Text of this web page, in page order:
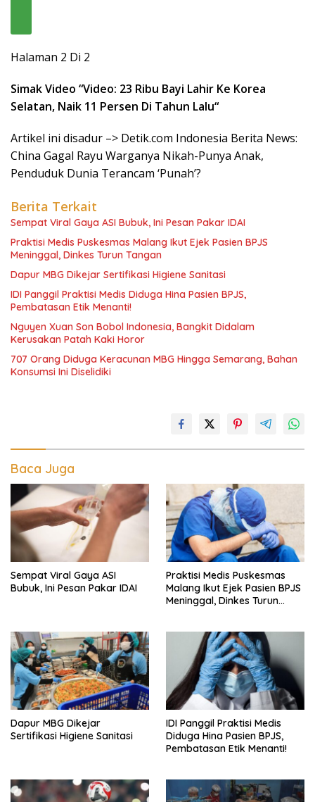
Halaman 2 Di 2
Simak Video “Video: 23 Ribu Bayi Lahir Ke Korea
Selatan, Naik 11 Persen Di Tahun Lalu“
Artikel ini disadur –> Detik.com Indonesia Berita News:
China Gagal Rayu Warganya Nikah-Punya Anak,
Penduduk Dunia Terancam ‘Punah’?
Berita Terkait
Sempat Viral Gaya ASI Bubuk, Ini Pesan Pakar IDAI
Praktisi Medis Puskesmas Malang Ikut Ejek Pasien BPJS
Meninggal, Dinkes Turun Tangan
Dapur MBG Dikejar Sertifikasi Higiene Sanitasi
IDI Panggil Praktisi Medis Diduga Hina Pasien BPJS,
Pembatasan Etik Menanti!
Nguyen Xuan Son Bobol Indonesia, Bangkit Didalam
Kerusakan Patah Kaki Horor
707 Orang Diduga Keracunan MBG Hingga Semarang, Bahan
Konsumsi Ini Diselidiki
Baca Juga
Sempat Viral Gaya ASI
Bubuk, Ini Pesan Pakar IDAI
Praktisi Medis Puskesmas
Malang Ikut Ejek Pasien BPJS
Meninggal, Dinkes Turun
Dapur MBG Dikejar
Sertifikasi Higiene Sanitasi
IDI Panggil Praktisi Medis
Diduga Hina Pasien BPJS,
Pembatasan Etik Menanti!